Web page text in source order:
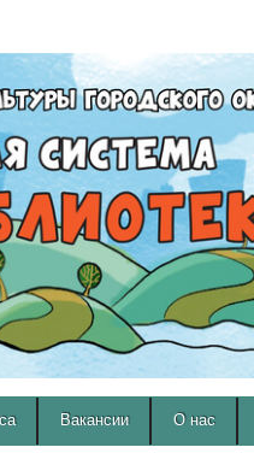
Вакансии О нас